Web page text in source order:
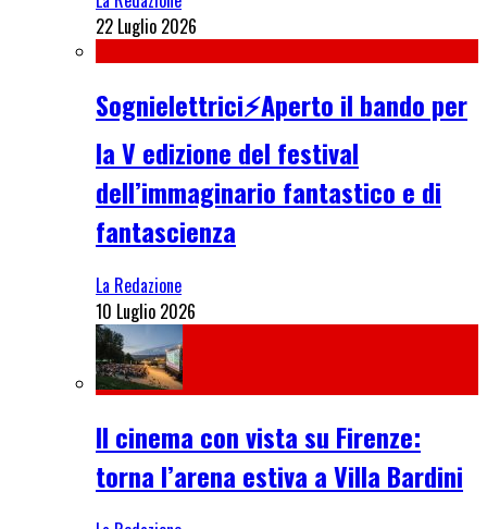
22 Luglio 2026
Sognielettrici⚡Aperto il bando per
la V edizione del festival
dell’immaginario fantastico e di
fantascienza
La Redazione
10 Luglio 2026
Il cinema con vista su Firenze:
torna l’arena estiva a Villa Bardini